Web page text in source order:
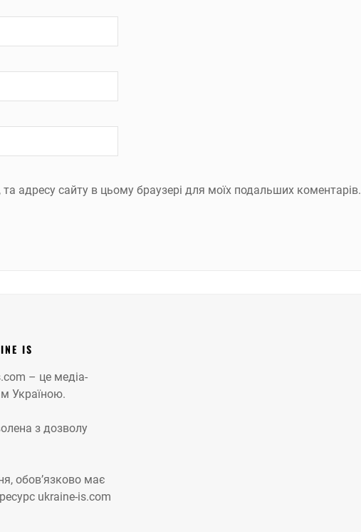
адресу сайту в цьому браузері для моїх подальших коментарів.
IS
– це медіа-
Україною.
з дозволу
обов’язково має
ukraine-is.com